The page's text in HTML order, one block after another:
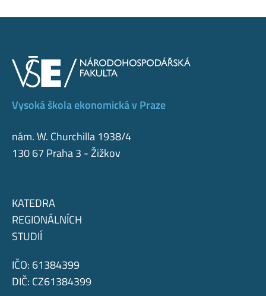
Vysoká škola ekonomická v Praze
nám. W. Churchilla 1938/4
130 67 Praha 3 - Žižkov
KATEDRA
REGIONÁLNÍCH
STUDIÍ
IČO: 61384399
DIČ: CZ61384399